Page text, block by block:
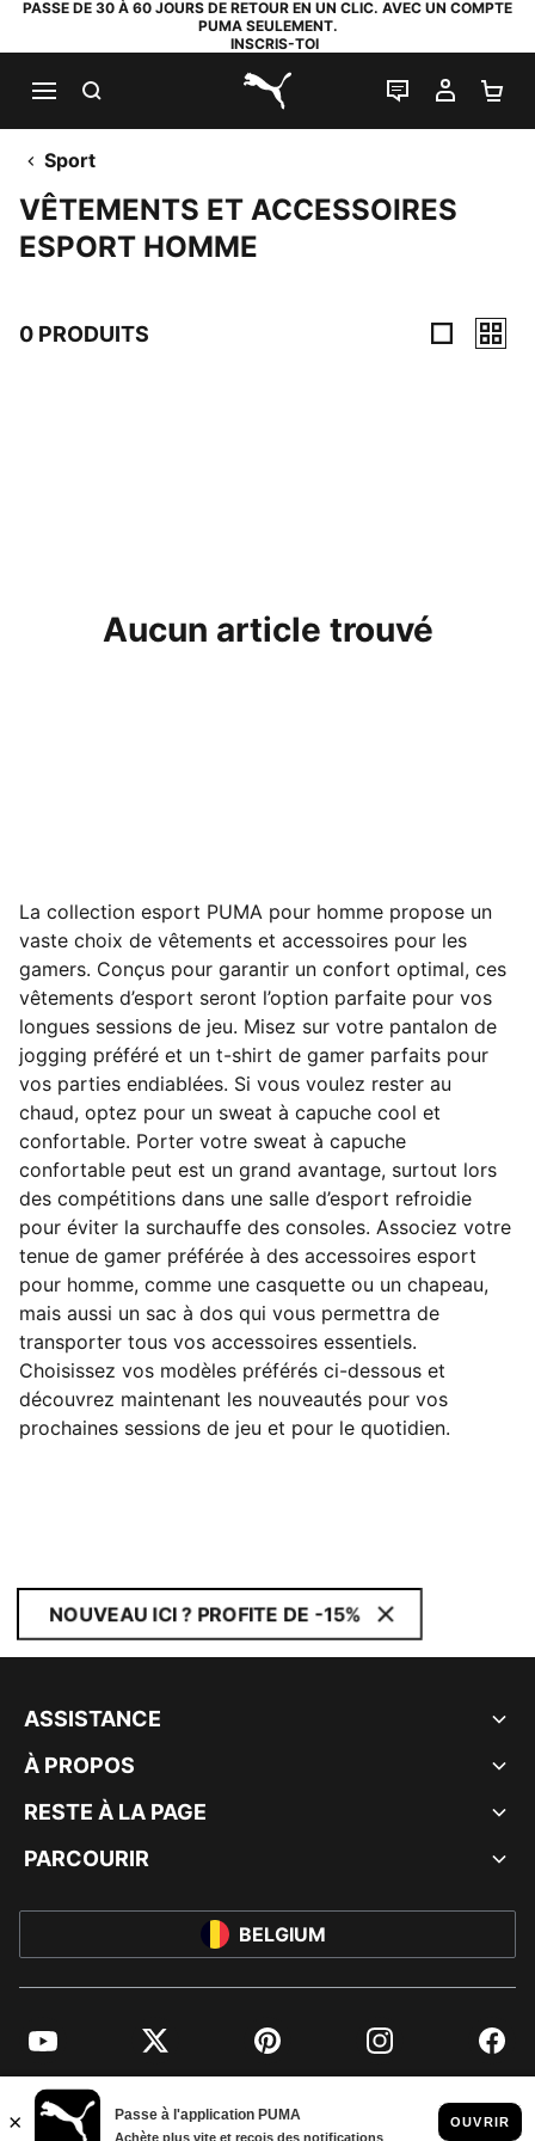
PASSE DE 30 À 60 JOURS DE RETOUR EN UN CLIC. AVEC UN COMPTE
PUMA SEULEMENT.
INSCRIS-TOI
PUMA.com
LIVE CHAT
MON
Sport
VÊTEMENTS ET ACCESSOIRES
ESPORT HOMME
0 PRODUITS
Aucun article trouvé
La collection esport PUMA pour homme propose un
vaste choix de vêtements et accessoires pour les
gamers. Conçus pour garantir un confort optimal, ces
vêtements d’esport seront l’option parfaite pour vos
longues sessions de jeu. Misez sur votre pantalon de
jogging préféré et un t-shirt de gamer parfaits pour
vos parties endiablées. Si vous voulez rester au
chaud, optez pour un sweat à capuche cool et
confortable. Porter votre sweat à capuche
confortable peut est un grand avantage, surtout lors
des compétitions dans une salle d’esport refroidie
pour éviter la surchauffe des consoles. Associez votre
tenue de gamer préférée à des accessoires esport
pour homme, comme une casquette ou un chapeau,
mais aussi un sac à dos qui vous permettra de
transporter tous vos accessoires essentiels.
Choisissez vos modèles préférés ci-dessous et
découvrez maintenant les nouveautés pour vos
prochaines sessions de jeu et pour le quotidien.
NOUVEAU ICI ? PROFITE DE -15%
ASSISTANCE
À PROPOS
RESTE À LA PAGE
PARCOURIR
BELGIUM
YouTube Twitter Pinterest Instagram
© PUMA EUROPE GMBH, 2026. TOUS DROITS RÉSERVÉS
MENTIONS ET DONNÉES LÉGALES